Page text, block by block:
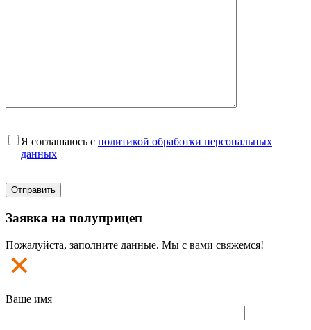
Я соглашаюсь с политикой обработки персональных
данных
Заявка на полуприцеп
Пожалуйста, заполните данные. Мы с вами свяжемся!
Ваше имя